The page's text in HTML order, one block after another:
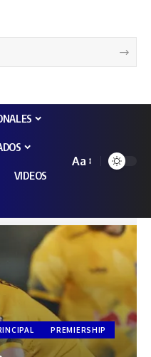
VIDEOS
Aa
PREMIERSHIP